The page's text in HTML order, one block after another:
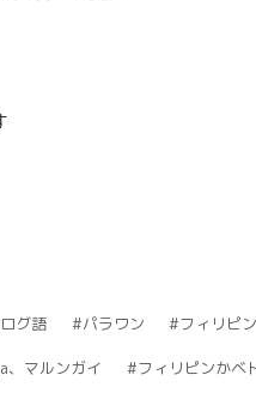
グ語 パラワン フィリピン
、マルンガイ フィリピンかベ